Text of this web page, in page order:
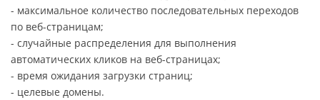
- максимальное количество последовательных переходов
по веб-страницам;
- случайные распределения для выполнения
автоматических кликов на веб-страницах;
- время ожидания загрузки страниц;
- целевые домены.